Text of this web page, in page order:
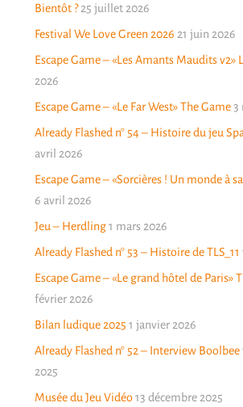
Bientôt ? 25 juillet 2026
Festival We Love Green 2026 21 juin 2026
Escape Game – «Les Amants Maudits v2»
2026
Escape Game – «Le Far West» The Game 3
Already Flashed n° 54 – Histoire du jeu
avril 2026
Escape Game – «Sorcières ! Un monde à
6 avril 2026
Jeu – Herdling 1 mars 2026
Already Flashed n° 53 – Histoire de TLS_11
Escape Game – «Le grand hôtel de Paris»
février 2026
Bilan ludique 2025 1 janvier 2026
Already Flashed n° 52 – Interview Boolbee
2025
Musée du Jeu Vidéo 13 décembre 2025